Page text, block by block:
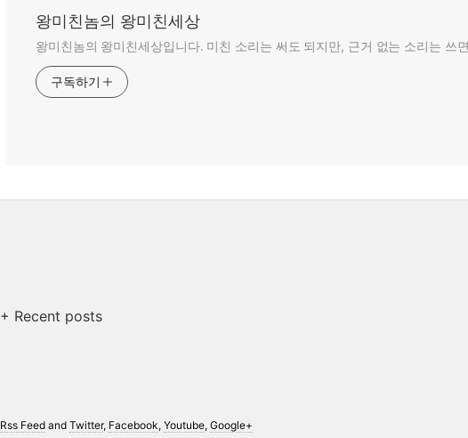
왕미친놈의 왕미친세상
왕미친놈의 왕미친세상입니다. 미친 소리는 써도 되지만, 근거 없는 소리는 쓰
구독하기
+ Recent posts
Rss Feedand Twitter, Facebook, Youtube, Google+